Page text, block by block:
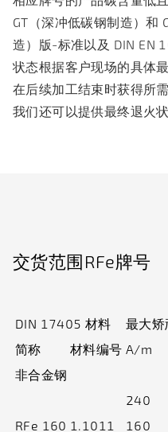
GT（深冲低碳钢制造）和
造）版-标准以及 DIN EN
状态根据客户现场的具体
在后续加工结束时获得所
我们还可以提供最终退火状
交货范围RFe牌号
DIN 17405 材料 最大矫
简称
材料编号 A/m
非合金钢
240
RFe 160 1.1011
160